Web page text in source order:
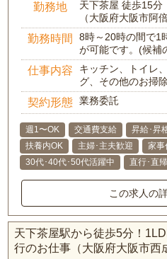
勤務地
天下茶屋 徒歩15分
（大阪府大阪市阿
勤務時間
8時～20時の間で1
が可能です。(候補
仕事内容
キッチン、トイレ
グ、その他のお掃除
契約形態 業務委託
週1〜OK 交通費支給 昇給･昇
扶養内OK
主婦･主夫歓迎
家事
30代･40代･50代活躍中
直行･直
この求人の
天下茶屋駅から徒歩5分！
行のお仕事（大阪府大阪市西